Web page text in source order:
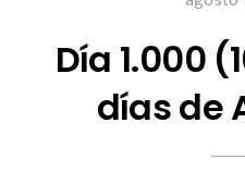
Día 1.000
días de